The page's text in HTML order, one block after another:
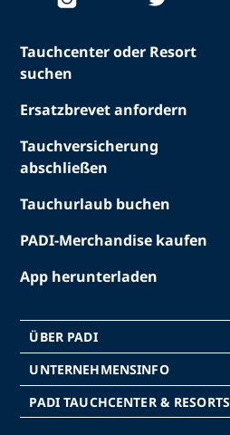
Tauchcenter oder Resort
suchen
Ersatzbrevet anfordern
Tauchversicherung
abschließen
Tauchurlaub buchen
PADI-Merchandise kaufen
App herunterladen
ÜBER PADI
UNTERNEHMENSINFO
PADI TAUCHCENTER & RESORTS